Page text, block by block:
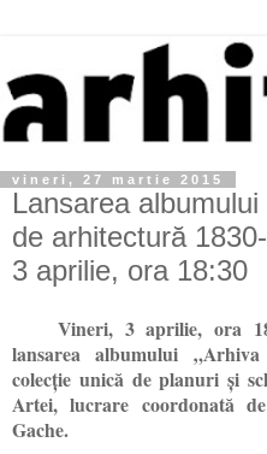
vineri, 27 martie 2015
Lansarea
de arhitectură
3 aprilie, ora 18:30
Vineri, 3 aprilie, ora
lansarea albumului
colecţie unică de planurişi
Artei, lucrare coordonată
Gache.